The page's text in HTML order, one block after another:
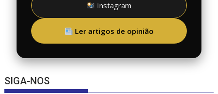
Instagram
Ler artigos de opinião
SIGA-NOS